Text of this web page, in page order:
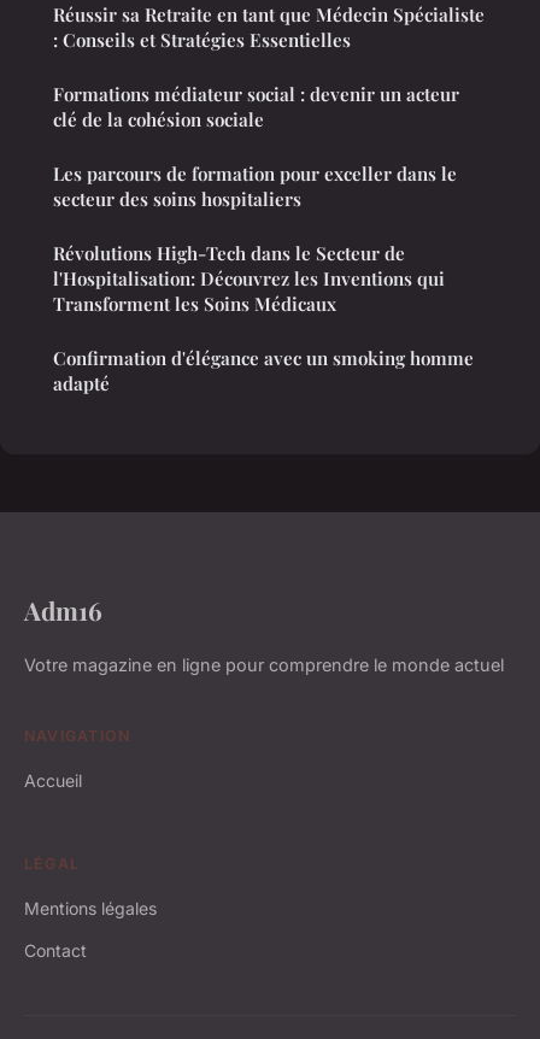
Réussir sa Retraite en tant que Médecin Spécialiste
: Conseils et Stratégies Essentielles
Formations médiateur social : devenir un acteur
clé de la cohésion sociale
Les parcours de formation pour exceller dans le
secteur des soins hospitaliers
Révolutions High-Tech dans le Secteur de
l'Hospitalisation: Découvrez les Inventions qui
Transforment les Soins Médicaux
Confirmation d'élégance avec un smoking homme
adapté
Adm16
Votre magazine en ligne pour comprendre le monde actuel
NAVIGATION
Accueil
LÉGAL
Mentions légales
Contact